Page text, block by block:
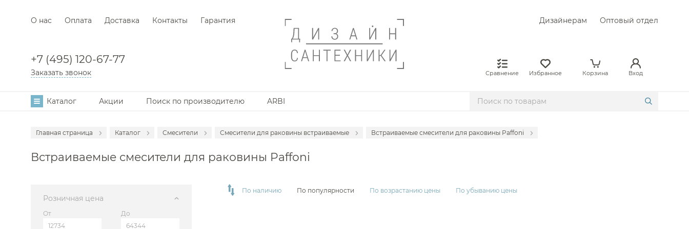
О нас Оплата Доставка Контакты Гарантия Дизайнерам Оптовый отдел
+7 (495) 120-67-77
Заказать звонок Сравнение Избранное Корзина Вход
Каталог Акции Поиск по производителю ARBI
Главная страница Каталог Смесители
Мебель для ванной комнаты
Унитазы
Смесители для раковины встраиваемые
Смесители для раковины высокие
Смесители на борт ванны
Встраиваемые смесители для раковины Paffoni
Для раковины встраиваемые Am.Pm
Встраиваемые смесители для раковины Paffoni
Розничная цена
От До
По наличию По популярности По возрастанию цены По убыванию цены